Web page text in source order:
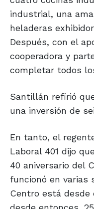
industrial, una
heladeras
Después, con el
cooperadora y
completar todos
Santillán refirió
una inversión de
En tanto, el
Laboral 401 dijo
40 aniversario del
funcionó en varias
Centro está desde